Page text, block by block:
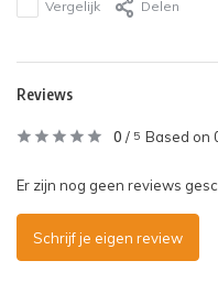
Vergelijk Delen
Reviews
0 / 5 Based on
Er zijn nog geen reviews
Schrijf je eigen review